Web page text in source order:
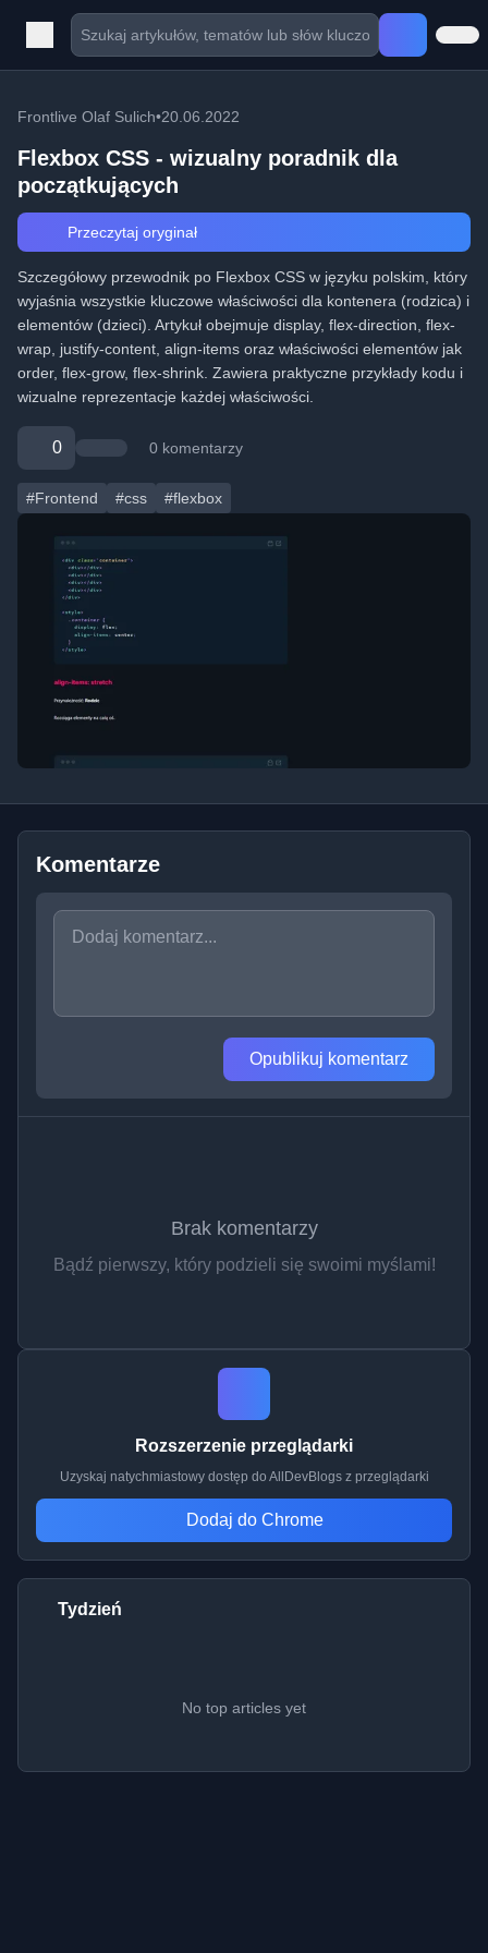
Frontlive Olaf Sulich•20.06.2022
Flexbox CSS - wizualny poradnik dla
początkujących
Przeczytaj oryginał
Szczegółowy przewodnik po Flexbox CSS w języku polskim, który
wyjaśnia wszystkie kluczowe właściwości dla kontenera (rodzica) i
elementów (dzieci). Artykuł obejmuje display, flex-direction, flex-
wrap, justify-content, align-items oraz właściwości elementów jak
order, flex-grow, flex-shrink. Zawiera praktyczne przykłady kodu i
wizualne reprezentacje każdej właściwości.
0 0 komentarzy
#Frontend #css #flexbox
Komentarze
Opublikuj komentarz
Brak komentarzy
Bądź pierwszy, który podzieli się swoimi myślami!
Rozszerzenie przeglądarki
Uzyskaj natychmiastowy dostęp do AllDevBlogs z przeglądarki
Dodaj do Chrome
Tydzień
No top articles yet